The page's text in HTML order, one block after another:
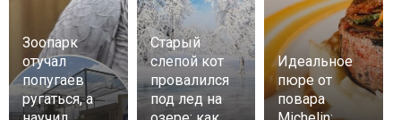
Зоопарк
отучал
попугаев
ругаться, а
Старый
слепой кот
провалился
под лед на
Идеальное
пюре от
повара